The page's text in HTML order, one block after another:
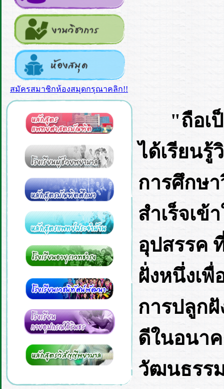
สมัครสมาชิกห้องสมุดกรุณาคลิก!!
"ถือเ
ได้เรียน
การศึกษ
สำเร็จเข้
อุปสรรค
ฝั่งหนึ่งเ
การปลูก
ดีในอนา
วัฒนธรร